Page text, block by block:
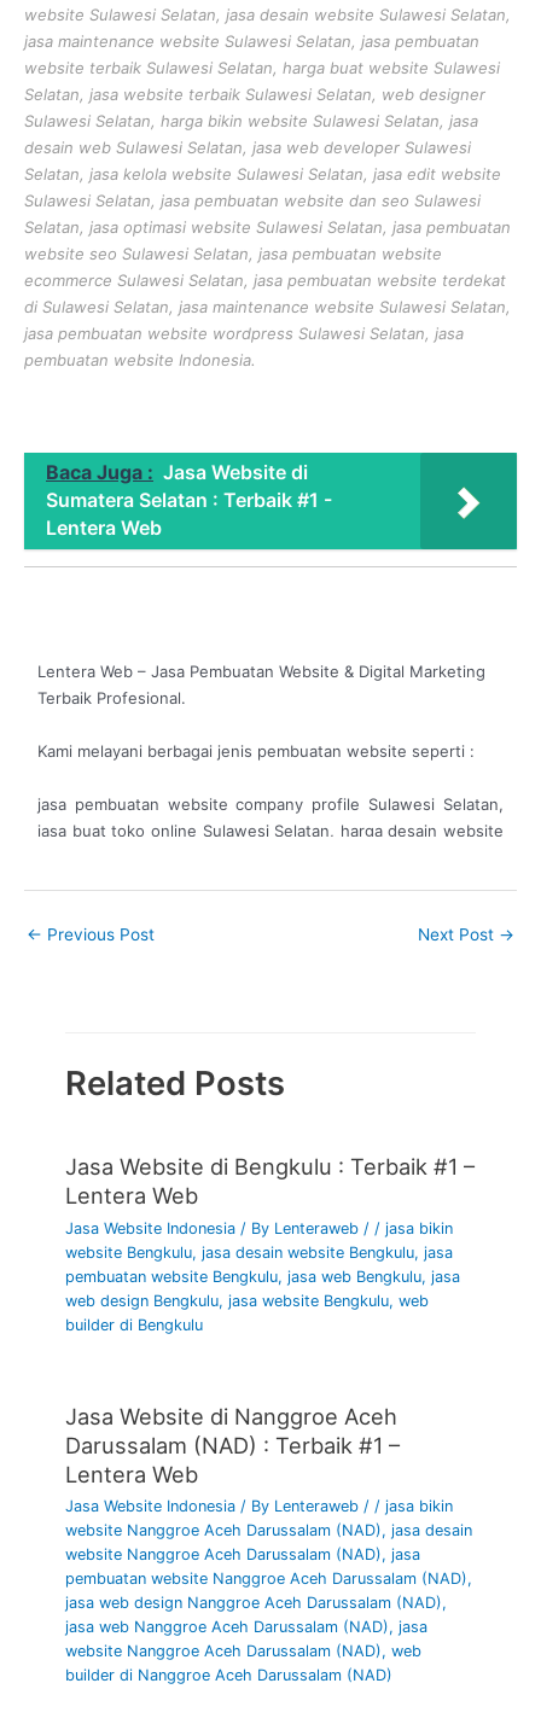
website Sulawesi Selatan, jasa desain website Sulawesi Selatan,
jasa maintenance website Sulawesi Selatan, jasa pembuatan
website terbaik Sulawesi Selatan, harga buat website Sulawesi
Selatan, jasa website terbaik Sulawesi Selatan, web designer
Sulawesi Selatan, harga bikin website Sulawesi Selatan, jasa
desain web Sulawesi Selatan, jasa web developer Sulawesi
Selatan, jasa kelola website Sulawesi Selatan, jasa edit website
Sulawesi Selatan, jasa pembuatan website dan seo Sulawesi
Selatan, jasa optimasi website Sulawesi Selatan, jasa pembuatan
website seo Sulawesi Selatan, jasa pembuatan website
ecommerce Sulawesi Selatan, jasa pembuatan website terdekat
di Sulawesi Selatan, jasa maintenance website Sulawesi Selatan,
jasa pembuatan website wordpress Sulawesi Selatan, jasa
pembuatan website Indonesia.
Baca Juga : Jasa Website di
Sumatera Selatan : Terbaik #1 -
Lentera Web
Lentera Web – Jasa Pembuatan Website & Digital Marketing
Terbaik Profesional.
Kami melayani berbagai jenis pembuatan website seperti :
jasa pembuatan website company profile Sulawesi Selatan,
jasa buat toko online Sulawesi Selatan, harga desain website
website murah Sulawesi Selatan, jasa pembuatan website
custom Sulawesi Selatan, jasa web development Sulawesi
Selatan, jasa website mlm Sulawesi Selatan, jasa desain
pembuatan online shop Sulawesi Selatan, jasa website toko
online Sulawesi Selatan, jasa pembuatan toko online Sulawesi
Selatan, jasa website perusahaan Sulawesi Selatan, harga
jasa pembuatan website Sulawesi Selatan, jasa desain
website profesional Sulawesi Selatan, jasa maintenance
website murah Sulawesi Selatan, jasa pembuatan
marketplace Sulawesi Selatan, jasa pembuatan website umkm
membuat website toko online Sulawesi Selatan, jasa website
wordpress Sulawesi Selatan, harga pembuatan website
murah Sulawesi Selatan, jasa pembuatan web wordpress
harga pembuatan website perusahaan Sulawesi Selatan, jasa
pembuatan website toko online Sulawesi Selatan, biaya
desain website Sulawesi Selatan, jasa bikin website toko
online Sulawesi Selatan, jasa buat website wordpress
Sulawesi Selatan, harga web design Sulawesi Selatan, jasa
web toko online Sulawesi Selatan, jasa buat website seo
Sulawesi Selatan, harga jasa website Sulawesi Selatan, jasa
← Previous Post Next Post →
Related Posts
Jasa Website di Bengkulu : Terbaik #1 –
Lentera Web
Jasa Website Indonesia / By Lenteraweb / /jasa bikin
website Bengkulu,jasa desain website Bengkulu,jasa
pembuatan website Bengkulu,jasa web Bengkulu,jasa
web design Bengkulu,jasa website Bengkulu,web
builder di Bengkulu
Jasa Website di Nanggroe Aceh
Darussalam (NAD) : Terbaik #1 –
Lentera Web
Jasa Website Indonesia / By Lenteraweb//jasa bikin
website Nanggroe Aceh Darussalam (NAD),jasa desain
website Nanggroe Aceh Darussalam (NAD),jasa
pembuatan website Nanggroe Aceh Darussalam (NAD),
jasa web design Nanggroe Aceh Darussalam (NAD),
jasa web Nanggroe Aceh Darussalam (NAD),jasa
website Nanggroe Aceh Darussalam (NAD),web
builder di Nanggroe Aceh Darussalam (NAD)